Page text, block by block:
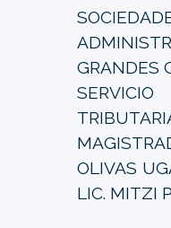
GRANDES
SERVICIO
OLIVAS
LIC. MITZI